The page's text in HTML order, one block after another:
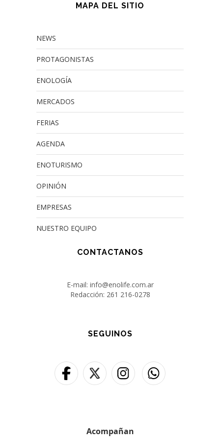
MAPA DEL SITIO
NEWS
PROTAGONISTAS
ENOLOGÍA
MERCADOS
FERIAS
AGENDA
ENOTURISMO
OPINIÓN
EMPRESAS
NUESTRO EQUIPO
CONTACTANOS
E-mail: info@enolife.com.ar
Redacción: 261 216-0278
SEGUINOS
Acompañan